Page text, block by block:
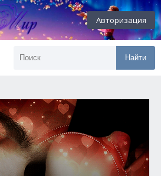
Авторизация
Найти